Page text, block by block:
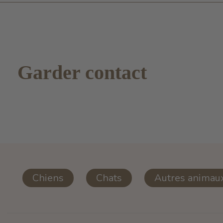
Garder contact
Chiens Chats Autres